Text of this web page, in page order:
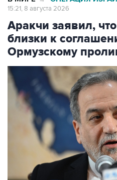
Аракчи заявил,
близки к
Ормузскому
Фото: Arun Kumar/ The India Today